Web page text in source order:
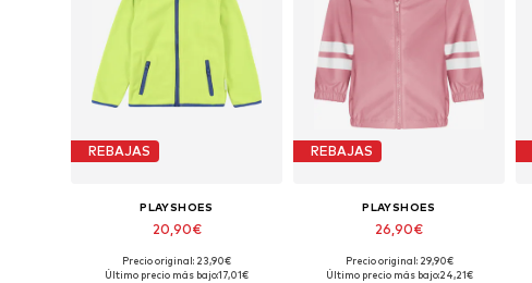
REBAJAS
PLAYSHOES
20,90€
Disponible en muchas tallas
Precio original: 23,90€
Último precio más bajo:17,01€
REBAJAS
PLAYSHOES
26,90€
Precio original: 29,90€
Último precio más bajo:24,21€